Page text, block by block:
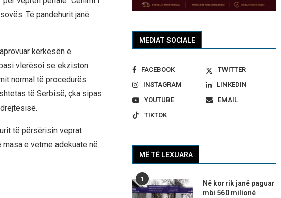
Të pandehurit janë
kërkesën e
vlerësoi se ekziston
normal të procedurës
të Serbisë, çka sipas
të përsërisin veprat
e vetme adekuate në
MEDIAT SOCIALE
FACEBOOK
TWITTER
INSTAGRAM
LINKEDIN
YOUTUBE
EMAIL
TIKTOK
MË TË LEXUARA
1
Në korrik janë paguar
mbi 560 milionë